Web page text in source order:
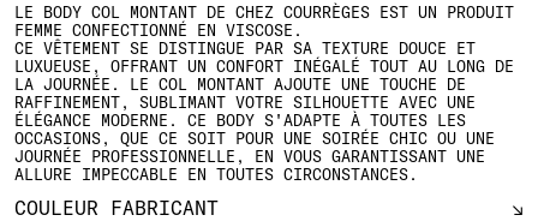
LE BODY COL MONTANT DE CHEZ COURRÈGES EST UN PRODUIT
FEMME CONFECTIONNÉ EN VISCOSE.
CE VÊTEMENT SE DISTINGUE PAR SA TEXTURE DOUCE ET
LUXUEUSE, OFFRANT UN CONFORT INÉGALÉ TOUT AU LONG DE
LA JOURNÉE. LE COL MONTANT AJOUTE UNE TOUCHE DE
RAFFINEMENT, SUBLIMANT VOTRE SILHOUETTE AVEC UNE
ÉLÉGANCE MODERNE. CE BODY S'ADAPTE À TOUTES LES
OCCASIONS, QUE CE SOIT POUR UNE SOIRÉE CHIC OU UNE
JOURNÉE PROFESSIONNELLE, EN VOUS GARANTISSANT UNE
ALLURE IMPECCABLE EN TOUTES CIRCONSTANCES.
COULEUR FABRICANT